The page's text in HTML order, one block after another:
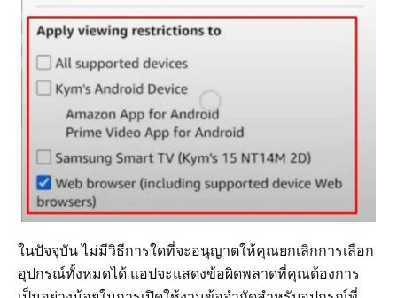
ในปัจจุบัน ไม่มีวิธีการใดที่จะอนุญาตให้คุณยกเลิกการเลือก
อุปกรณ์ทั้งหมดได้ แอปจะแสดงข้อผิดพลาดที่คุณต้องการ